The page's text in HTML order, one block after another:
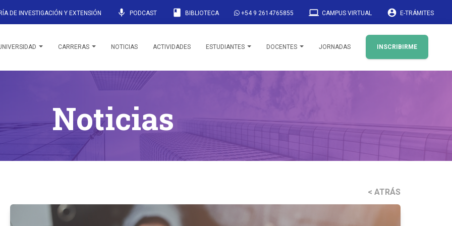
DE INVESTIGACIÓN Y EXTENSIÓN mic PODCAST book BIBLIOTECA +54 9 2614765855 laptop CAMPUS VIRTUAL account_circle E-TRÁMITES
CARRERAS NOTICIAS ACTIVIDADES ESTUDIANTES DOCENTES JORNADAS INSCRIBIRME
Noticias
< ATRÁS